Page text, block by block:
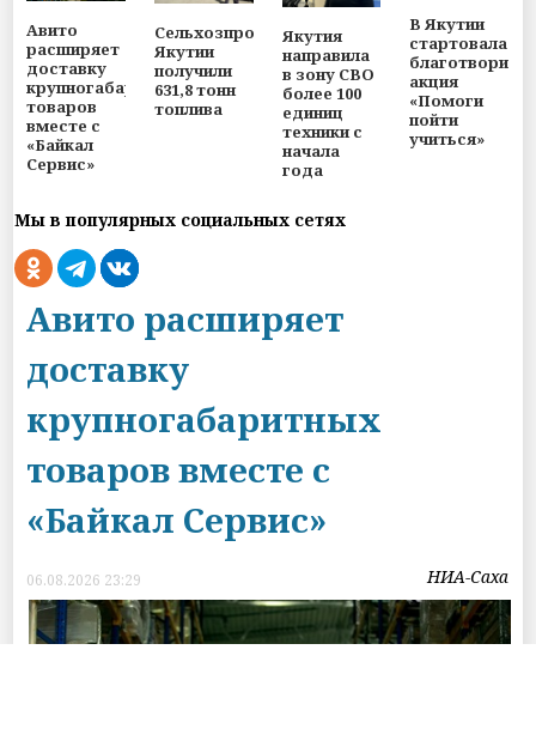
Авито
расширяет
доставку
крупногабаритных
товаров
вместе с
«Байкал
Сервис»
Сельхозпроизводители
Якутии
получили
631,8 тонн
топлива
Якутия
направила
в зону СВО
более 100
единиц
техники с
начала
года
В Якутии
стартовала
акция
«Помоги
пойти
учиться»
Мы в популярных социальных сетях
Авито расширяет
доставку
крупногабаритных
товаров вместе с
«Байкал Сервис»
06.08.2026 23:29 НИА-Саха